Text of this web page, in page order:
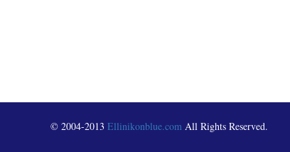
© 2004-2013 Ellinikonblue.com All Rights Reserved.